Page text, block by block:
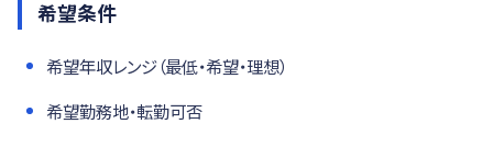
希望条件
希望年収レンジ（最低・希望・理想）
希望勤務地・転勤可否